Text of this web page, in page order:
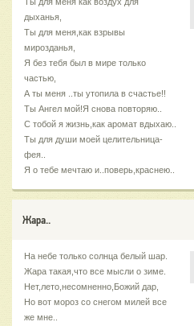
Ты для меня как воздух для
дыханья,
Ты для меня,как взрывы
мирозданья,
Я без тебя был в мире только
частью,
А ты меня ..ты утопила в счастье!!
Ты Ангел мой!Я снова повторяю..
С тобой я жизнь,как аромат вдыхаю..
Ты для души моей целительница-
фея..
Я о тебе мечтаю и..поверь,краснею..
Жара..
На небе только солнца белый шар.
Жара такая,что все мысли о зиме.
Нет,лето,несомненно,Божий дар,
Но вот мороз со снегом милей все
же мне..